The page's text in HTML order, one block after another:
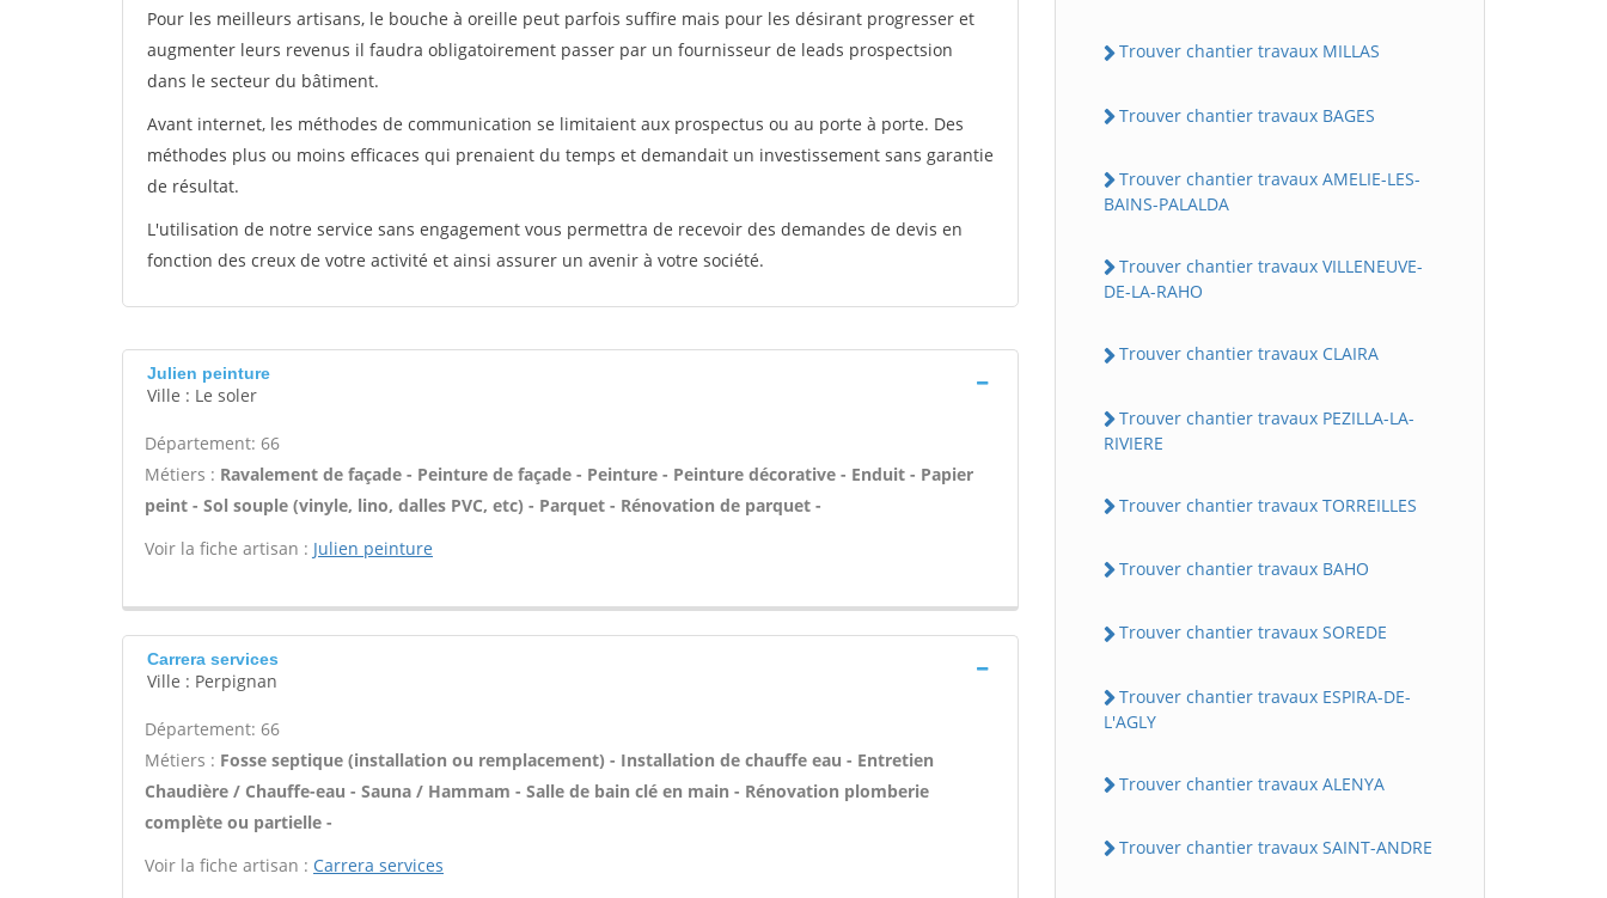
Pour les meilleurs artisans, le bouche à oreille peut parfois suffire mais pour les désirant progresser et
augmenter leurs revenus il faudra obligatoirement passer par un fournisseur de leads prospectsion
dans le secteur du bâtiment.
Avant internet, les méthodes de communication se limitaient aux prospectus ou au porte à porte. Des
méthodes plus ou moins efficaces qui prenaient du temps et demandait un investissement sans garantie
de résultat.
L'utilisation de notre service sans engagement vous permettra de recevoir des demandes de devis en
fonction des creux de votre activité et ainsi assurer un avenir à votre société.
Julien peinture
Ville : Le soler
Département: 66
Métiers : Ravalement de façade - Peinture de façade - Peinture - Peinture décorative - Enduit - Papier
peint - Sol souple (vinyle, lino, dalles PVC, etc) - Parquet - Rénovation de parquet -
Voir la fiche artisan : Julien peinture
Carrera services
Ville : Perpignan
Département: 66
Métiers : Fosse septique (installation ou remplacement) - Installation de chauffe eau - Entretien
Chaudière / Chauffe-eau - Sauna / Hammam - Salle de bain clé en main - Rénovation plomberie
complète ou partielle -
Voir la fiche artisan : Carrera services
Trouver chantier travaux MILLAS
Trouver chantier travaux BAGES
Trouver chantier travaux AMELIE-LES-
BAINS-PALALDA
Trouver chantier travaux VILLENEUVE-
DE-LA-RAHO
Trouver chantier travaux CLAIRA
Trouver chantier travaux PEZILLA-LA-
RIVIERE
Trouver chantier travaux TORREILLES
Trouver chantier travaux BAHO
Trouver chantier travaux SOREDE
Trouver chantier travaux ESPIRA-DE-
L'AGLY
Trouver chantier travaux ALENYA
Trouver chantier travaux SAINT-ANDRE